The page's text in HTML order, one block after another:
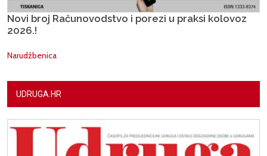
Novi broj Računovodstvo i porezi u praksi kolovoz
2026.!
Narudžbenica
UDRUGA.HR